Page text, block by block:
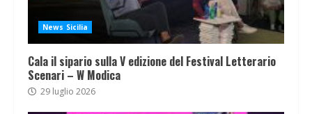
News Sicilia
Cala il sipario sulla V edizione del Festival Letterario
Scenari – W Modica
29 luglio 2026